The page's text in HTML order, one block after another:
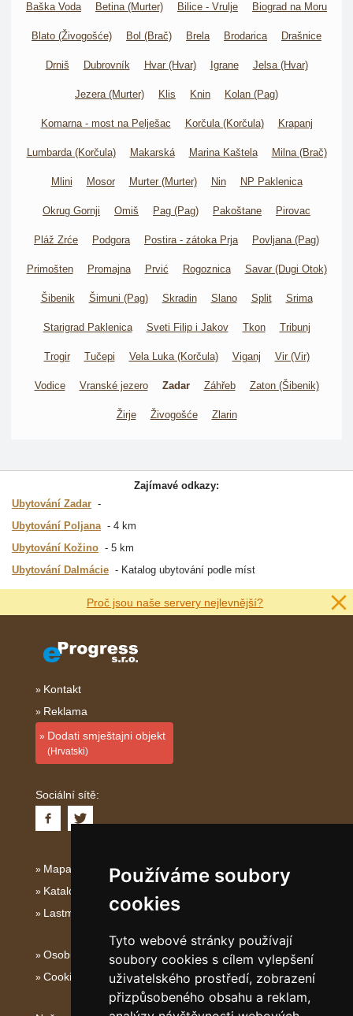
Používáme soubory
cookies
Tyto webové stránky používají
soubory cookies s cílem vylepšení
uživatelského prostředí, zobrazení
přizpůsobeného obsahu a reklam,
Baška Voda Betina (Murter) Bilice - Vrulje Biograd na Moru
Blato (Živogošće) Bol (Brač) Brela Brodarica Drašnice
Drniš Dubrovník Hvar (Hvar) Igrane Jelsa (Hvar)
Jezera (Murter) Klis Knin Kolan (Pag)
Komarna - most na Pelješac Korčula (Korčula) Krapanj
Lumbarda (Korčula) Makarská Marina Kaštela Milna (Brač)
Mlini Mosor Murter (Murter) Nin NP Paklenica
Okrug Gornji Omiš Pag (Pag) Pakoštane Pirovac
Pláž Zrće Podgora Postira - zátoka Prja Povljana (Pag)
Primošten Promajna Prvić Rogoznica Savar (Dugi Otok)
Šibenik Šimuni (Pag) Skradin Slano Split Srima
Starigrad Paklenica Sveti Filip i Jakov Tkon Tribunj
Trogir Tučepi Vela Luka (Korčula) Viganj Vir (Vir)
Vodice Vranské jezero Zadar Záhřeb Zaton (Šibenik)
Žirje Živogošće Zlarin
Zajímavé odkazy:
Ubytování Zadar
Ubytování Poljana
4 km
Ubytování Kožino
5 km
Ubytování Dalmácie
Katalog ubytování podle míst
Proč jsou naše servery nejlevnější?
Kontakt
Reklama
Dodati smještajni objekt
(Hrvatski)
Sociální sítě:
Mapa serveru Dalmácie
Katalog ubytování Dalmácie
Lastminute Dalmácie
Osobní údaje
Cookies